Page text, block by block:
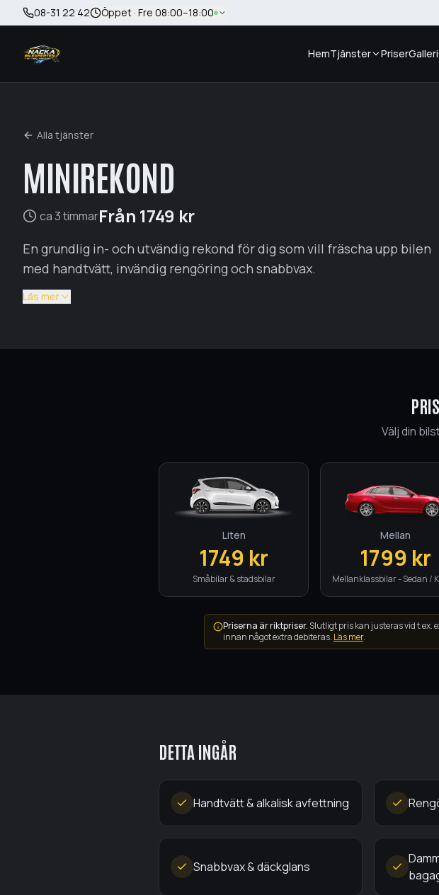
Hoppa till huvudinnehåll
08-31 22 42 Öppet · Fre 08:00–18:00
HemTjänster PriserGalleri
Alla tjänster
MINIREKOND
ca 3 timmarFrån 1749 kr
En grundlig in- och utvändig rekond för dig som vill fräscha upp bilen
med handtvätt, invändig rengöring och snabbvax.
Läs mer
Välj din
Liten
1749 kr
Småbilar & stadsbilar
Mellan
1799 kr
Mellanklassbilar - Sedan /
Priserna är riktpriser. Slutligt pris kan justeras vid t.ex.
innan något extra debiteras. Läs mer.
DETTA INGÅR
Handtvätt & alkalisk avfettning
Snabbvax & däckglans